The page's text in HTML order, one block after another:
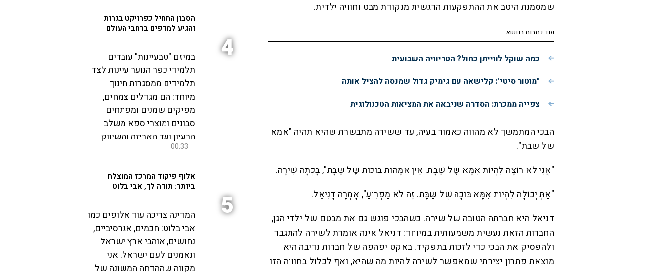
שמסמנת היטב את ההתפקעות הרגשית מנקודת מבט וחוויה ילדית.
עוד כתבות בנושא
כמה שוקל לווייתן כחול? הטריוויה השבועית
"מוטור סיטי": קלישאה עם גימיק גדול שמנסה להציל אותה
צפייה ממכרת: הסדרה שניבאה את המציאות הטכנולוגית
הבכי המתמשך לא מהווה כאמור בעיה, עד ששירה מתבשרת שהיא תהיה "אמא
של שבת".
"אֲנִי לֹא רוֹצָה לִהְיוֹת אִמָּא שֶׁל שַׁבָּת. אֵין אִמָּהוֹת בּוֹכוֹת שֶׁל שַׁבָּת", בָּכְתָה שִׁירָה.
"אַתְּ יְכוֹלָה לִהְיוֹת אִמָּא בּוֹכָה שֶׁל שַׁבָּת. זֶה לֹא מַפְרִיעַ", אָמְרָה דָּנִיאֵל.
דניאל היא חברתה הטובה של שירה. כשהבכי פוגש גם את מבטם של ילדי הגן,
החברות הזאת נעשית משמעותית במיוחד: דניאל אינה אומרת לשירה להתגבר
ולהפסיק את הבכי כדי לזכות בתפקיד. באקט יפהפה של חברות נדיבה היא
מוצאת פתרון יצירתי שמאפשר לשירה להיות מה שהיא, ואף לכלול בחוויה הזו
4
הסבון התחיל כפרויקט בגרות
והגיע למדפים ברחבי העולם
במיזם "טבעיינות" עובדים
תלמידי כפר הנוער עיינות לצד
תלמידים ממסגרות חינוך
מיוחד: הם מגדלים צמחים,
מפיקים שמנים ומפתחים
סבונים ומוצרי ספא משלב
הרעיון ועד האריזה והשיווק
00:33
5
אלוף פיקוד המרכז המוצלח
ביותר: תודה לך, אבי בלוט
המדינה צריכה עוד אלופים כמו
אבי בלוט: חכמים, אגרסיביים,
נחושים, אוהבי ארץ ישראל
ונאמנים לעם ישראל. אני
מקווה שההדחה המשונה של